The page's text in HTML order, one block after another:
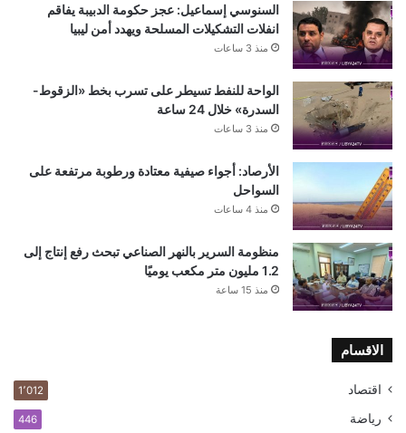
السنوسي إسماعيل: عجز حكومة الدبيبة يفاقم
انفلات التشكيلات المسلحة ويهدد أمن ليبيا
منذ 3 ساعات
الواحة للنفط تسيطر على تسرب بخط «الزقوط-
السدرة» خلال 24 ساعة
منذ 3 ساعات
الأرصاد: أجواء صيفية معتادة ورطوبة مرتفعة على
السواحل
منذ 4 ساعات
منظومة السرير بالنهر الصناعي تبحث رفع إنتاج إلى
1.2 مليون متر مكعب يوميًا
منذ 15 ساعة
الاقسام
اقتصاد 1٬012
رياضة 446